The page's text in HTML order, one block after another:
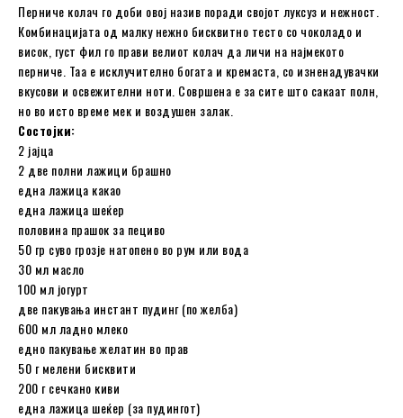
Перниче колач го доби овој назив поради својот луксуз и нежност.
Комбинацијата од малку нежно бисквитно тесто со чоколадо и
висок, густ фил го прави велиот колач да личи на најмекото
перниче. Таа е исклучително богата и кремаста, со изненадувачки
вкусови и освежителни ноти. Совршена е за сите што сакаат полн,
но во исто време мек и воздушен залак.
Состојки:
2 јајца
2 две полни лажици брашно
една лажица какао
една лажица шеќер
половина прашок за пециво
50 гр суво грозје натопено во рум или вода
30 мл масло
100 мл јогурт
две пакувања инстант пудинг (по желба)
600 мл ладно млеко
едно пакување желатин во прав
50 г мелени бисквити
200 г сечкано киви
една лажица шеќер (за пудингот)